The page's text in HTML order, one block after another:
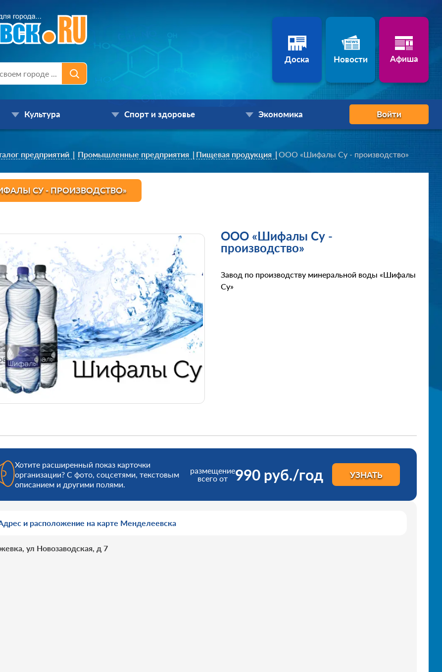
Доска Новости Афиша
Культура Спорт и здоровье Экономика Войти
предприятий Промышленные предприятия Пищевая продукция ООО «Шифалы Су - производство»
СУ - ПРОИЗВОДСТВО»
ООО «Шифалы Су -
производство»
Завод по производству минеральной воды «Шифалы
Су»
Хотите расширенный показ карточки
организации? С фото, соцсетями, текстовым
описанием и другими полями.
размещение
всего от
990 руб./год УЗНАТЬ
и расположение на карте Менделеевска
ул Новозаводская, д 7